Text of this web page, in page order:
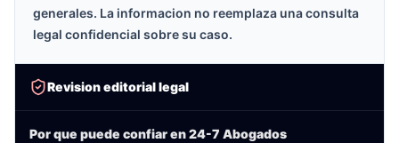
generales. La informacion no reemplaza una consulta
legal confidencial sobre su caso.
Revision editorial legal
Por que puede confiar en 24-7 Abogados